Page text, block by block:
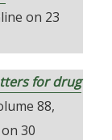
on 23
for drug
88,
30